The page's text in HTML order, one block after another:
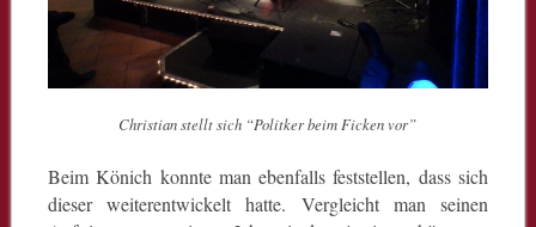
Christian stellt sich “Politker beim Ficken vor”
Beim Könich konnte man ebenfalls feststellen, dass sich
dieser weiterentwickelt hatte. Vergleicht man seinen